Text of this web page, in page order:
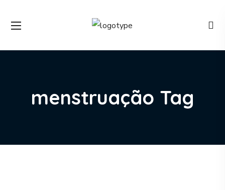
menstruação Tag